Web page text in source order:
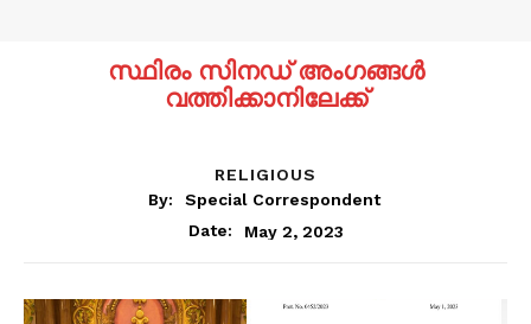
സ്ഥിരം സിനഡ് അംഗങ്ങൾ
വത്തിക്കാനിലേക്ക്
RELIGIOUS
By:
Special Correspondent
Date:
May 2, 2023